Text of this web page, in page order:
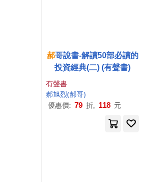
郝哥說書-解讀50部必讀的
投資經典(二) (有聲書)
有聲書
郝旭烈(郝哥)
優惠價: 79 折, 118 元